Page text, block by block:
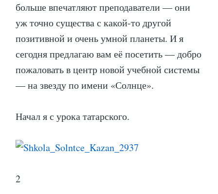
больше впечатляют преподаватели — они
уж точно существа с какой-то другой
позитивной и очень умной планеты. И я
сегодня предлагаю вам её посетить — добро
пожаловать в центр новой учебной системы
— на звезду по имени «Солнце».
Начал я с урока татарского.
2